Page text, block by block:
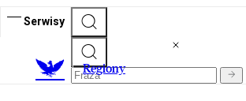
Serwisy
Regiony